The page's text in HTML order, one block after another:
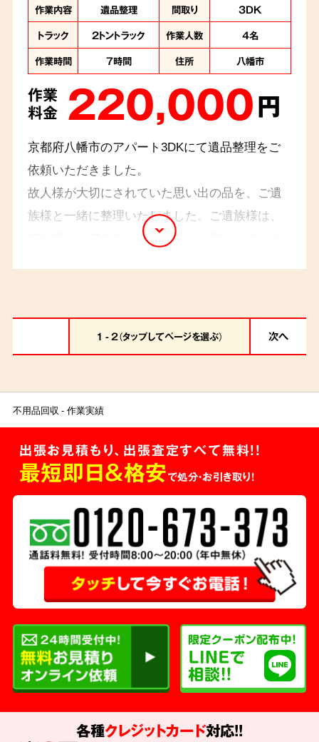
作業内容 遺品整理 間取り
3DK
トラック
2トントラック 作業人数
4名
作業時間
7時間 住所 八幡市
作業
料金 220,000円
京都府八幡市のアパート3DKにて遺品整理をご
依頼いただきました。
故人様が大切にされていた思い出の品を、ご遺
族様と一緒に整理いたしました。ご遺族様は、
何を残し、何を処分すれば良いか悩まれていま
大切にしながら作業を進めました。
1 - 2（タップしてページを選ぶ） 次へ
不用品回収 作業実績
出張お見積もり、出張査定すべて無料!!
最短即日＆格安で処分・お引き取り！
各種クレジットカード対応!!